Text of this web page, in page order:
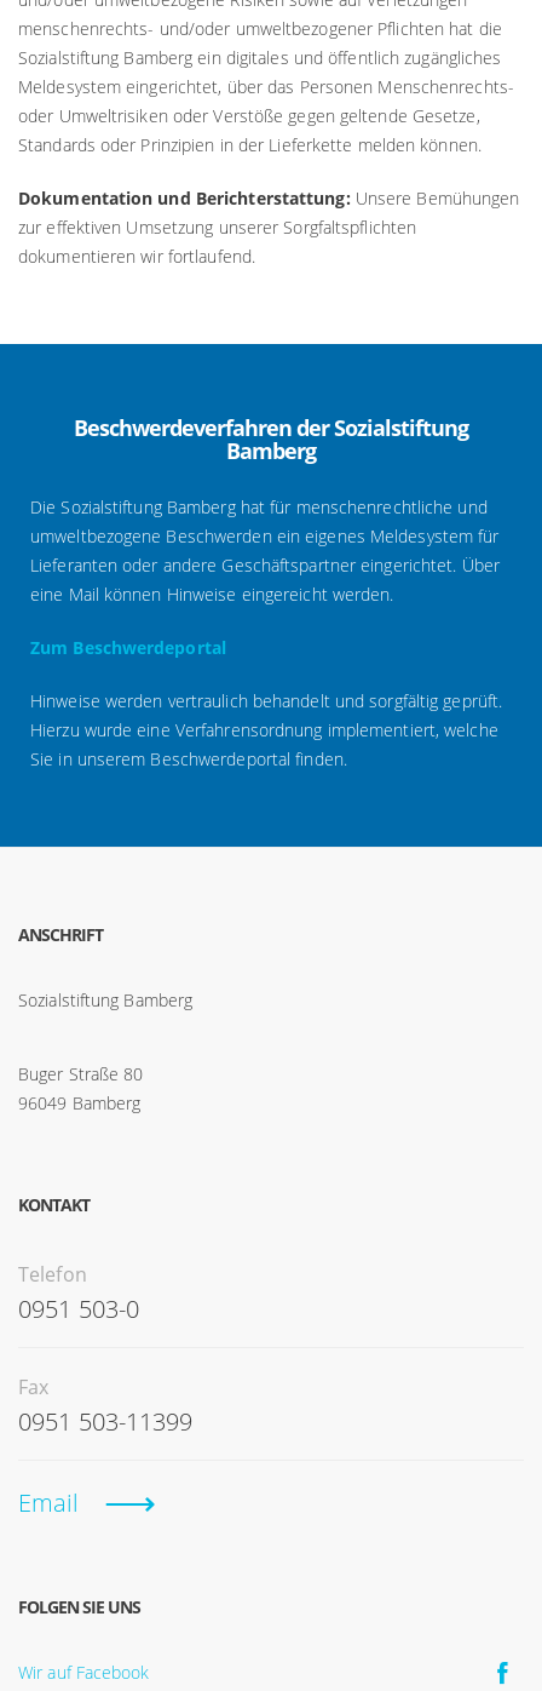
menschenrechts- und/oder umweltbezogener Pflichten hat die
Sozialstiftung Bamberg ein digitales und öffentlich zugängliches
Meldesystem eingerichtet, über das Personen Menschenrechts-
oder Umweltrisiken oder Verstöße gegen geltende Gesetze,
Standards oder Prinzipien in der Lieferkette melden können.
Dokumentation und Berichterstattung: Unsere Bemühungen
zur effektiven Umsetzung unserer Sorgfaltspflichten
dokumentieren wir fortlaufend.
Beschwerdeverfahren der Sozialstiftung
Bamberg
Die Sozialstiftung Bamberg hat für menschenrechtliche und
umweltbezogene Beschwerden ein eigenes Meldesystem für
Lieferanten oder andere Geschäftspartner eingerichtet. Über
eine Mail können Hinweise eingereicht werden.
Zum Beschwerdeportal
Hinweise werden vertraulich behandelt und sorgfältig geprüft.
Hierzu wurde eine Verfahrensordnung implementiert, welche
Sie in unserem Beschwerdeportal finden.
ANSCHRIFT
Sozialstiftung Bamberg
Buger Straße 80
96049 Bamberg
KONTAKT
Telefon
0951 503-0
Fax
0951 503-11399
Email
FOLGEN SIE UNS
Wir auf Facebook